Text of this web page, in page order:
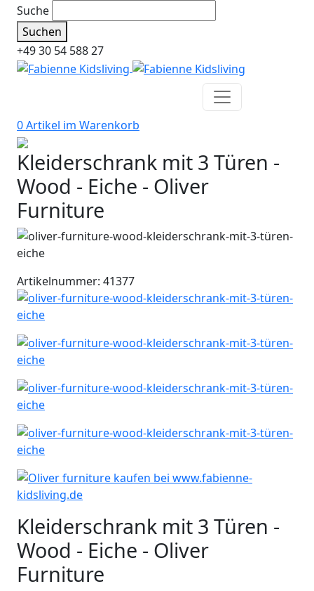
Suche
Suchen
+49 30 54 588 27
0 Artikel im Warenkorb
Kleiderschrank mit 3 Türen -
Wood - Eiche - Oliver
Furniture
Artikelnummer: 41377
Kleiderschrank mit 3 Türen -
Wood - Eiche - Oliver
Furniture